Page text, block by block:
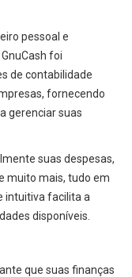
pessoal e
foi
de contabilidade
fornecendo
gerenciar suas
suas despesas,
muito mais, tudo em
intuitiva facilita a
disponíveis.
que suas finanças